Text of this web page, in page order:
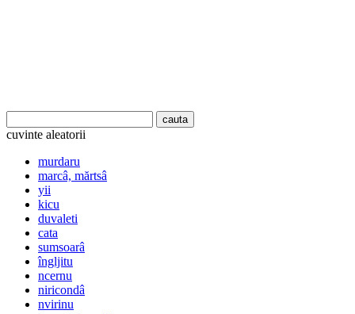
cuvinte aleatorii
murdaru
marcâ, mărtsâ
yii
kicu
duvaleti
cata
sumsoarâ
îngljitu
ncernu
niricondâ
nvirinu